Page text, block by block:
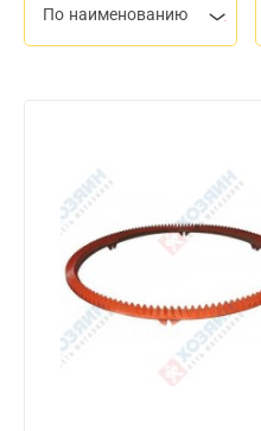
По наименованию